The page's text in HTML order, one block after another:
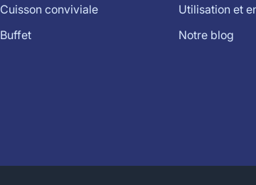
Cuisson conviviale
Buffet
Utilisation et
Notre blog